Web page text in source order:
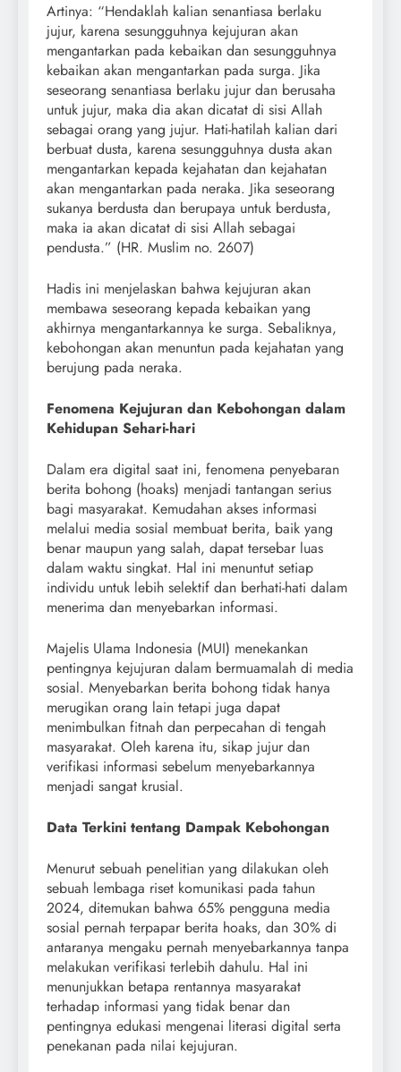
Artinya: “Hendaklah kalian senantiasa berlaku
jujur, karena sesungguhnya kejujuran akan
mengantarkan pada kebaikan dan sesungguhnya
kebaikan akan mengantarkan pada surga. Jika
seseorang senantiasa berlaku jujur dan berusaha
untuk jujur, maka dia akan dicatat di sisi Allah
sebagai orang yang jujur. Hati-hatilah kalian dari
berbuat dusta, karena sesungguhnya dusta akan
mengantarkan kepada kejahatan dan kejahatan
akan mengantarkan pada neraka. Jika seseorang
sukanya berdusta dan berupaya untuk berdusta,
maka ia akan dicatat di sisi Allah sebagai
pendusta.” (HR. Muslim no. 2607)
Hadis ini menjelaskan bahwa kejujuran akan
membawa seseorang kepada kebaikan yang
akhirnya mengantarkannya ke surga. Sebaliknya,
kebohongan akan menuntun pada kejahatan yang
berujung pada neraka.
Fenomena Kejujuran dan Kebohongan dalam
Kehidupan Sehari-hari
Dalam era digital saat ini, fenomena penyebaran
berita bohong (hoaks) menjadi tantangan serius
bagi masyarakat. Kemudahan akses informasi
melalui media sosial membuat berita, baik yang
benar maupun yang salah, dapat tersebar luas
dalam waktu singkat. Hal ini menuntut setiap
individu untuk lebih selektif dan berhati-hati dalam
menerima dan menyebarkan informasi.
Majelis Ulama Indonesia (MUI) menekankan
pentingnya kejujuran dalam bermuamalah di media
sosial. Menyebarkan berita bohong tidak hanya
merugikan orang lain tetapi juga dapat
menimbulkan fitnah dan perpecahan di tengah
masyarakat. Oleh karena itu, sikap jujur dan
verifikasi informasi sebelum menyebarkannya
menjadi sangat krusial.
Data Terkini tentang Dampak Kebohongan
Menurut sebuah penelitian yang dilakukan oleh
sebuah lembaga riset komunikasi pada tahun
2024, ditemukan bahwa 65% pengguna media
sosial pernah terpapar berita hoaks, dan 30% di
antaranya mengaku pernah menyebarkannya tanpa
melakukan verifikasi terlebih dahulu. Hal ini
menunjukkan betapa rentannya masyarakat
terhadap informasi yang tidak benar dan
pentingnya edukasi mengenai literasi digital serta
penekanan pada nilai kejujuran.